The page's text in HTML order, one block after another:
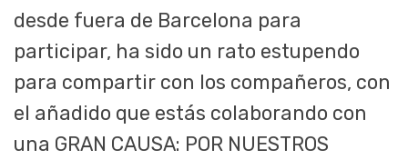
desde fuera de Barcelona para
participar, ha sido un rato estupendo
para compartir con los compañeros, con
el añadido que estás colaborando con
una GRAN CAUSA: POR NUESTROS